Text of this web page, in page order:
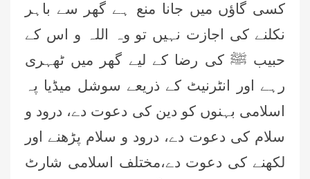
کسی گاؤں میں جانا منع ہے گھر سے باہر
نکلنے کی اجازت نہیں تو وہ اللہ و اس کے
حبیب ﷺ کی رضا کے لیے گھر میں ٹھہری
رہے اور انٹرنیٹ کے ذریعے سوشل میڈیا پہ
اسلامی بہنوں کو دین کی دعوت دے، درود و
سلام کی دعوت دے، درود و سلام پڑھنے اور
لکھنے کی دعوت دے،مختلف اسلامی شارٹ